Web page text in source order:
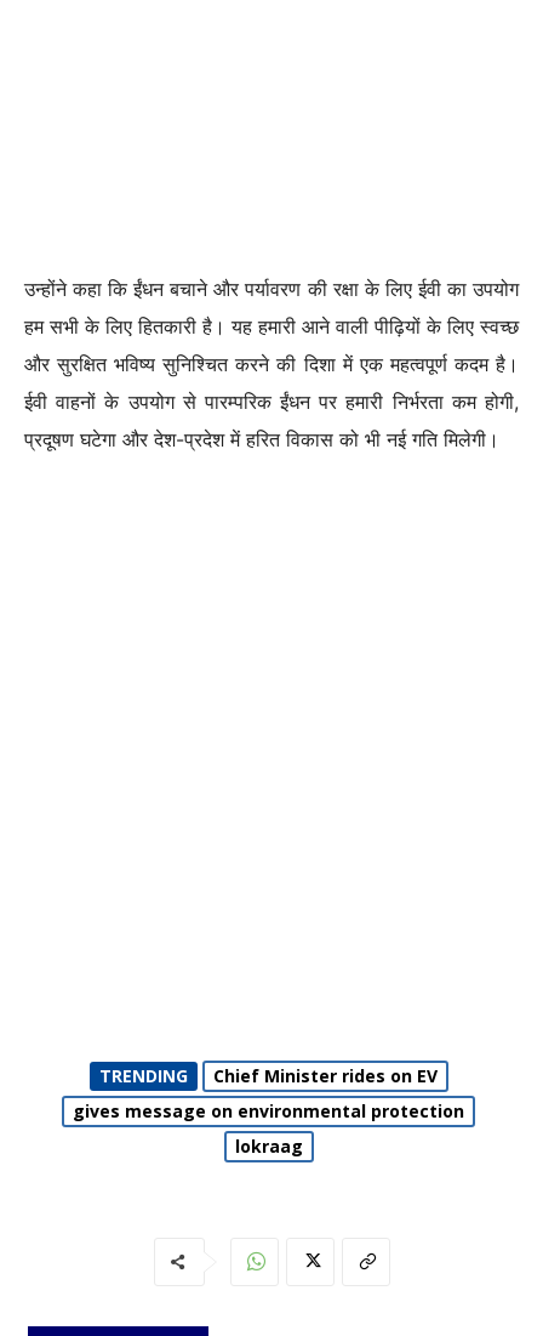
उन्होंने कहा कि ईंधन बचाने और पर्यावरण की रक्षा के लिए ईवी का उपयोग
हम सभी के लिए हितकारी है। यह हमारी आने वाली पीढ़ियों के लिए स्वच्छ
और सुरक्षित भविष्य सुनिश्चित करने की दिशा में एक महत्वपूर्ण कदम है।
ईवी वाहनों के उपयोग से पारम्परिक ईंधन पर हमारी निर्भरता कम होगी,
प्रदूषण घटेगा और देश-प्रदेश में हरित विकास को भी नई गति मिलेगी।
TRENDING
Chief Minister rides on EV
gives message on environmental protection
lokraag